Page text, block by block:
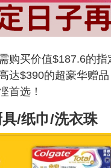
购买价值$187.6的
达$390的超豪华赠
首选！
/纸巾/洗衣珠